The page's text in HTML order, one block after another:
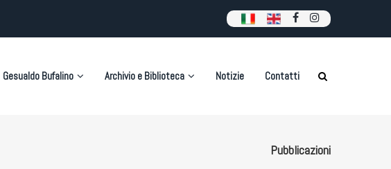
Gesualdo Bufalino Archivio e Biblioteca Notizie Contatti
Pubblicazioni